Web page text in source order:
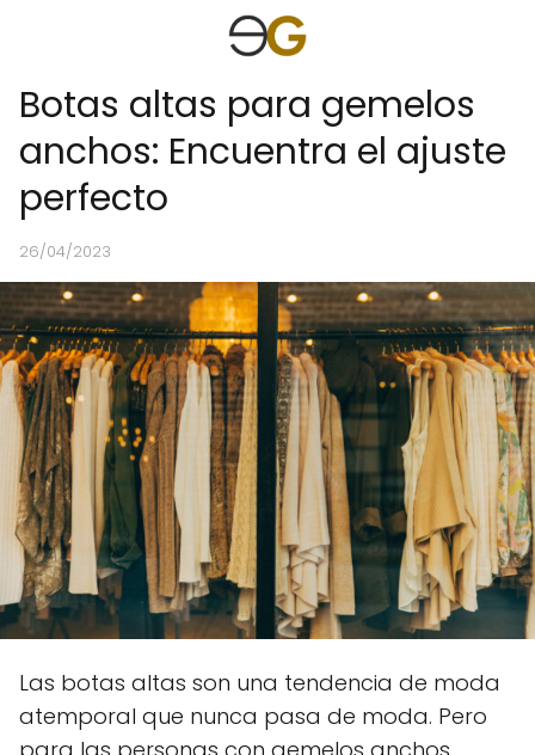
Botas altas para gemelos
anchos: Encuentra el ajuste
perfecto
26/04/2023
Las botas altas son una tendencia de moda
atemporal que nunca pasa de moda. Pero